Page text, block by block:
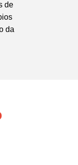
de
da